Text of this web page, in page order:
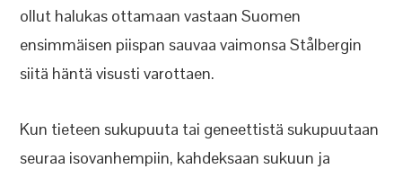
ollut halukas ottamaan vastaan Suomen
ensimmäisen piispan sauvaa vaimonsa Stålbergin
siitä häntä visusti varottaen.
Kun tieteen sukupuuta tai geneettistä sukupuutaan
seuraa isovanhempiin, kahdeksaan sukuun ja